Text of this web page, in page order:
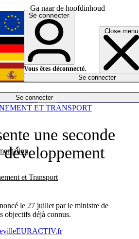
Ga naar de hoofdinhoud
Close menu
Se connecter
et Transport
Économie
English
Deutsch
Español
Se connecter
Vous êtes déconnecté.
Se connecter
une seconde
développement
le 27 juillet par le ministre de
objectifs déjà connus.
ET TRANSPORT
EURACTIV.fr